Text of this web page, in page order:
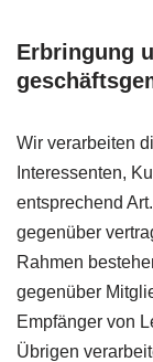
Erbringung
Wir verarbeiten
Interessenten,
entsprechend
gegenüber
Rahmen
gegenüber
Empfänger von
Übrigen